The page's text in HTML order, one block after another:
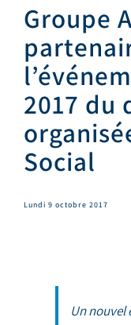
Groupe
2017 du
Social
Lundi 9 octobre 2017
Un nouvel